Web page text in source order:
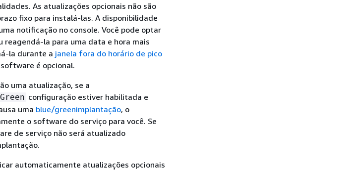
As atualizações opcionais não são
fixo para instalá-las. A disponibilidade
notificação no console. Você pode optar
la para uma data e hora mais
la durante a janela fora do horário de pico
é opcional.
uma atualização, se a
configuração estiver habilitada e
uma blue/greenimplantação, o
o software do serviço para você. Se
de serviço não será atualizado
automaticamente atualizações opcionais